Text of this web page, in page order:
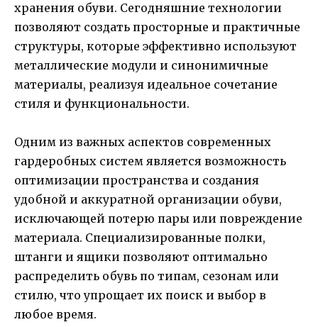
хранения обуви. Сегодняшние технологии
позволяют создать просторные и практичные
структуры, которые эффективно используют
металлические модули и синонимичные
материалы, реализуя идеальное сочетание
стиля и функциональности.
Одним из важных аспектов современных
гардеробных систем является возможность
оптимизации пространства и создания
удобной и аккуратной организации обуви,
исключающей потерю пары или повреждение
материала. Специализированные полки,
штанги и ящики позволяют оптимально
распределить обувь по типам, сезонам или
стилю, что упрощает их поиск и выбор в
любое время.